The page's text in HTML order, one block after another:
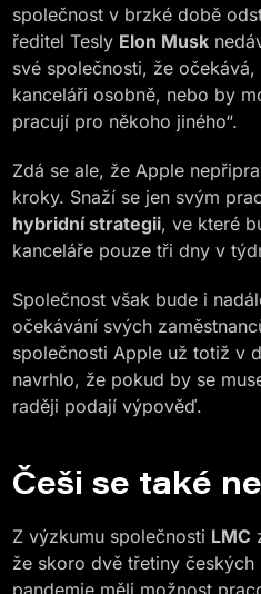
společnost v brzké době
ředitel Tesly Elon Musk
své společnosti, že
kanceláři osobně, nebo by
pracují pro někoho jiného“.
Zdá se ale, že Apple
kroky. Snaží se jen svým
hybridní strategii, ve které
kanceláře pouze tři dny v
Společnost však bude i
očekávání svých
společnosti Apple už totiž v
navrhlo, že pokud by se
raději podají výpověď.
Češi se také
Z výzkumu společnosti LMC
že skoro dvě třetiny českých
pandemie měli možnost